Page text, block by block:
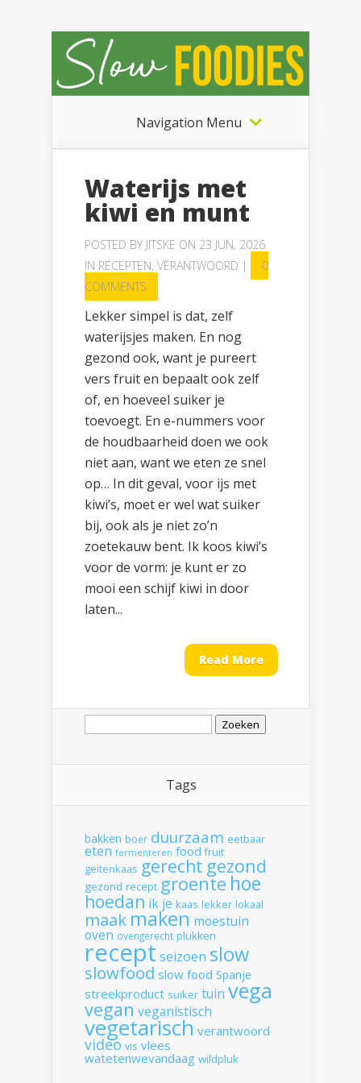
Navigation Menu
Waterijs met
kiwi en munt
POSTED BY JITSKE ON 23 JUN, 2026
IN RECEPTEN, VERANTWOORD |
0
COMMENTS
Lekker simpel is dat, zelf
waterijsjes maken. En nog
gezond ook, want je pureert
vers fruit en bepaalt ook zelf
of, en hoeveel suiker je
toevoegt. En e-nummers voor
de houdbaarheid doen we ook
niet aan, want we eten ze snel
op… In dit geval, voor ijs met
kiwi’s, moet er wel wat suiker
bij, ook als je niet zo’n
zoetekauw bent. Ik koos kiwi’s
voor de vorm: je kunt er zo
mooi een schijf kiwi in door
laten...
Read More
Zoeken
Tags
bakken boer duurzaam eetbaar
eten fermenteren food fruit
geitenkaas gerecht gezond
gezond recept groente hoe
hoedan ik je kaas lekker lokaal
maak maken moestuin
oven ovengerecht plukken
recept seizoen slow
slowfood slow food Spanje
streekproduct suiker tuin vega
vegan veganistisch
vegetarisch verantwoord
video vis vlees
watetenwevandaag wildpluk